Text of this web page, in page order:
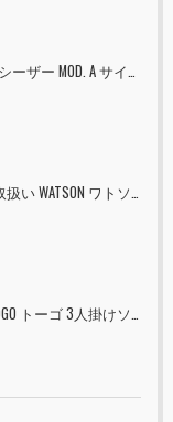
Minotti ミノッティ CESAR シーザー MOD. A サイドテーブル スツール セラドン 入荷しました！！
HALO ハロ アスプルンド取扱い WATSON ワトソン ミディアム トランク & スタンド セット ユニオンジャック 入荷しました！！
Ligne Roset リーンロゼ TOGO トーゴ 3人掛けソファ 入荷しました！！